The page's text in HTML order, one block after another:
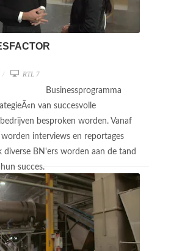
RTL 7
Businessprogramma
van succesvolle
besproken worden. Vanaf
interviews en reportages
diverse BN'ers worden aan de tand
succes.